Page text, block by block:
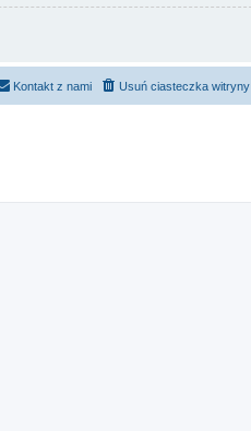
Usuń ciasteczka witryny
Kontakt z nami